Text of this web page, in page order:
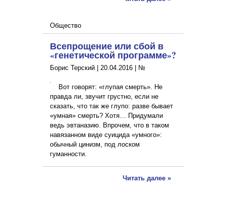
Общество
Всепрощение или сбой в
«генетической программе»?
Борис Терский | 20.04.2016 №
Вот говорят: «глупая смерть». Не
правда ли, звучит грустно, если не
сказать, что так же глупо: разве бывает
«умная» смерть? Хотя… Придумали
ведь эвтаназию. Впрочем, что в таком
навязанном виде суицида «умного»:
обычный цинизм, под лоском
гуманности.
Читать далее »